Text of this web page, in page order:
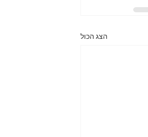
הצג הכול